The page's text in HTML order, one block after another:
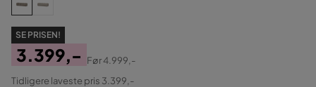
SE PRISEN!
Pris
3.399,-
Original
Før4.999,-
Tidligere laveste pris 3.399,-